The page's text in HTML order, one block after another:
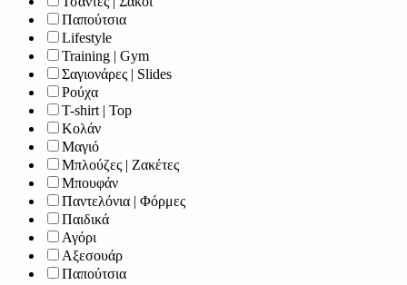
Παπούτσια
Lifestyle
Training | Gym
Σαγιονάρες | Slides
Ρούχα
T-shirt | Top
Κολάν
Μαγιό
Μπλούζες | Ζακέτες
Μπουφάν
Παντελόνια | Φόρμες
Παιδικά
Αγόρι
Αξεσουάρ
Παπούτσια